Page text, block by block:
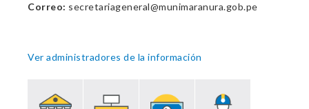
Correo: secretariageneral@munimaranura.gob.pe
Ver administradores de la información